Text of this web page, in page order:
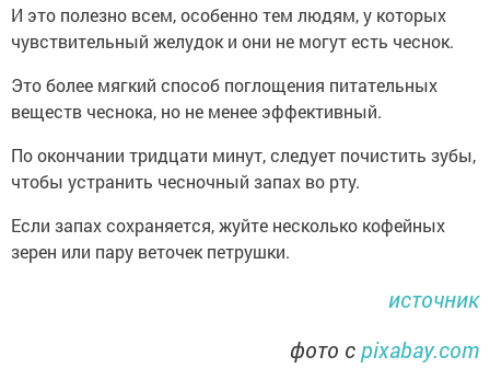
И это полезно всем, особенно тем людям, у которых
чувствительный желудок и они не могут есть чеснок.
Это более мягкий способ поглощения питательных
веществ чеснока, но не менее эффективный.
По окончании тридцати минут, следует почистить зубы,
чтобы устранить чесночный запах во рту.
Если запах сохраняется, жуйте несколько кофейных
зерен или пару веточек петрушки.
источник
фото сpixabay.com